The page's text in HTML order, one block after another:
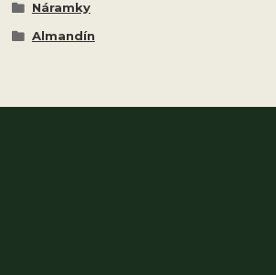
Náramky
Almandín